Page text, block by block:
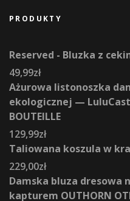
PRODUKTY
Reserved - Bluzka z
49,99zł
Ażurowa listonoszka
ekologicznej —
BOUTEILLE
129,99zł
Taliowana koszula w
229,00zł
Damska bluza dresowa
kapturem OUTHORN